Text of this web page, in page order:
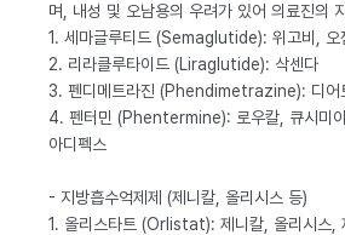
며, 내성 및 오남용의 우려가 있어 의료진의
1. 세마글루티드 (Semaglutide): 위고비, 오
2. 리라클루타이드 (Liraglutide): 삭센다
3. 펜디메트라진 (Phendimetrazine): 디어
4. 펜터민 (Phentermine): 로우칼, 큐시미아
아디펙스
- 지방흡수억제제 (제니칼, 올리시스 등)
1. 올리스타트 (Orlistat): 제니칼, 올리시스,